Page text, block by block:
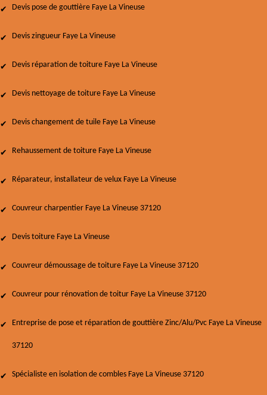
Devis pose de gouttière Faye La Vineuse
Devis zingueur Faye La Vineuse
Devis réparation de toiture Faye La Vineuse
Devis nettoyage de toiture Faye La Vineuse
Devis changement de tuile Faye La Vineuse
Rehaussement de toiture Faye La Vineuse
Réparateur, installateur de velux Faye La Vineuse
Couvreur charpentier Faye La Vineuse 37120
Devis toiture Faye La Vineuse
Couvreur démoussage de toiture Faye La Vineuse 37120
Couvreur pour rénovation de toitur Faye La Vineuse 37120
Entreprise de pose et réparation de gouttière Zinc/Alu/Pvc Faye La Vineuse
37120
Spécialiste en isolation de combles Faye La Vineuse 37120